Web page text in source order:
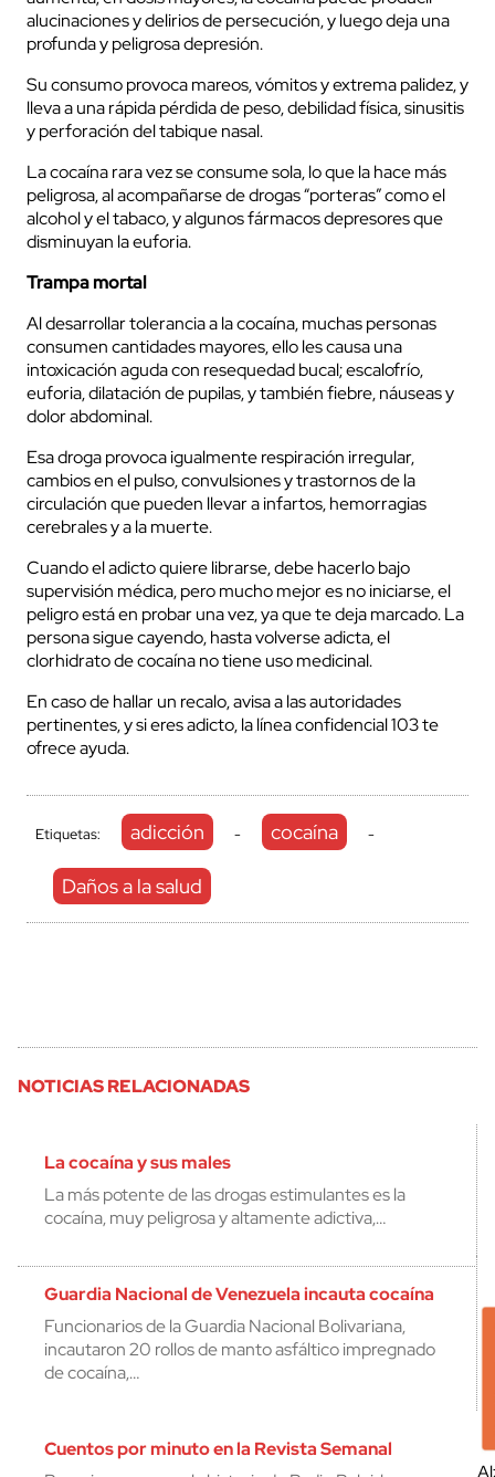
alucinaciones y delirios de persecución, y luego deja una
profunda y peligrosa depresión.
Su consumo provoca mareos, vómitos y extrema palidez, y
lleva a una rápida pérdida de peso, debilidad física, sinusitis
y perforación del tabique nasal.
La cocaína rara vez se consume sola, lo que la hace más
peligrosa, al acompañarse de drogas “porteras” como el
alcohol y el tabaco, y algunos fármacos depresores que
disminuyan la euforia.
Trampa mortal
Al desarrollar tolerancia a la cocaína, muchas personas
consumen cantidades mayores, ello les causa una
intoxicación aguda con resequedad bucal; escalofrío,
euforia, dilatación de pupilas, y también fiebre, náuseas y
dolor abdominal.
Esa droga provoca igualmente respiración irregular,
cambios en el pulso, convulsiones y trastornos de la
circulación que pueden llevar a infartos, hemorragias
cerebrales y a la muerte.
Cuando el adicto quiere librarse, debe hacerlo bajo
supervisión médica, pero mucho mejor es no iniciarse, el
peligro está en probar una vez, ya que te deja marcado. La
persona sigue cayendo, hasta volverse adicta, el
clorhidrato de cocaína no tiene uso medicinal.
En caso de hallar un recalo, avisa a las autoridades
pertinentes, y si eres adicto, la línea confidencial 103 te
ofrece ayuda.
Etiquetas: adicción - cocaína -
Daños a la salud
NOTICIAS RELACIONADAS
La cocaína y sus males
La más potente de las drogas estimulantes es la
cocaína, muy peligrosa y altamente adictiva,…
Guardia Nacional de Venezuela incauta cocaína
Funcionarios de la Guardia Nacional Bolivariana,
incautaron 20 rollos de manto asfáltico impregnado
de cocaína,…
Cuentos por minuto en la Revista Semanal